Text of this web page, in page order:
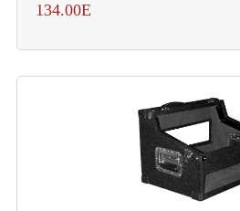
Lecteurs Double
Minidisc
Digital Package Et
Enregistreur
134.00E